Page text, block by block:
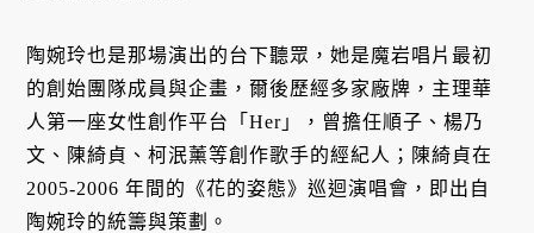
陶婉玲也是那場演出的台下聽眾，她是魔岩唱片最初
的創始團隊成員與企畫，爾後歷經多家廠牌，主理華
人第一座女性創作平台「Her」，曾擔任順子、楊乃
文、陳綺貞、柯泯薰等創作歌手的經紀人；陳綺貞在
2005-2006 年間的《花的姿態》巡迴演唱會，即出自
陶婉玲的統籌與策劃。